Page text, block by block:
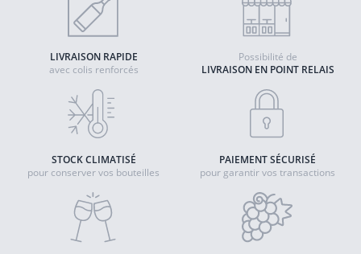
LIVRAISON RAPIDE
avec colis renforcés
LIVRAISON EN POINT RELAIS
Possibilité de
STOCK CLIMATISÉ
pour conserver vos bouteilles
PAIEMENT SÉCURISÉ
pour garantir vos transactions